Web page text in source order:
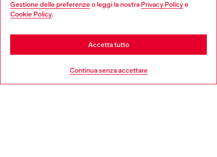
Gestione delle preferenzeo leggi la nostra Privacy Policye
Cookie Policy.
Continua senza accettare
Accetta tutto
You are currently browsing Italia website, but it seems you may
be based in United States